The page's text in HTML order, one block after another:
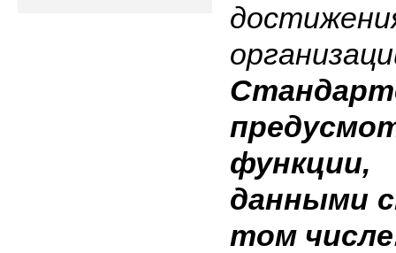
данными
том